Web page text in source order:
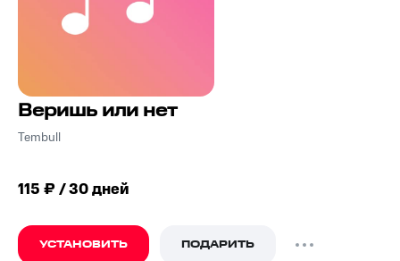
Веришь или нет
Tembull
115 ₽ / 30 дней
УСТАНОВИТЬ ПОДАРИТЬ